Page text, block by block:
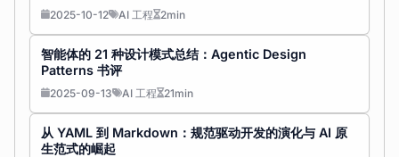
2025-10-12 AI 工程 2min
智能体的 21 种设计模式总结：Agentic Design
Patterns 书评
2025-09-13 AI 工程 21min
从 YAML 到 Markdown：规范驱动开发的演化与 AI 原
生范式的崛起